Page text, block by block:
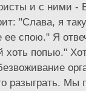
и с ними -
"Слава, я
спою." Я
попью."
разыграть. Мы